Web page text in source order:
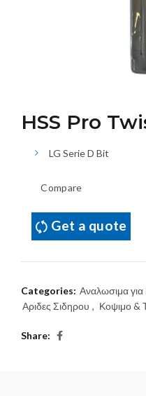
HSS Pro
LG Serie D Bit
Compare
Get a quote
Categories: Αναλωσιμα για
Αριδες Σιδηρου , Κοψιμο &
Share